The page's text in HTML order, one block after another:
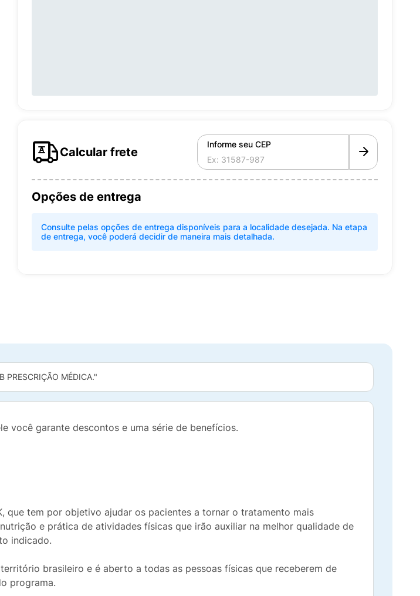
Calcular frete
Informe seu CEP
Opções de entrega
Consulte pelas opções de entrega disponíveis para a localidade desejada. Na etapa
de entrega, você poderá decidir de maneira mais detalhada.
PRESCRIÇÃO MÉDICA."
você garante descontos e uma série de benefícios.
que tem por objetivo ajudar os pacientes a tornar o tratamento mais
e prática de atividades físicas que irão auxiliar na melhor qualidade de
indicado.
brasileiro e é aberto a todas as pessoas físicas que receberem de
programa.